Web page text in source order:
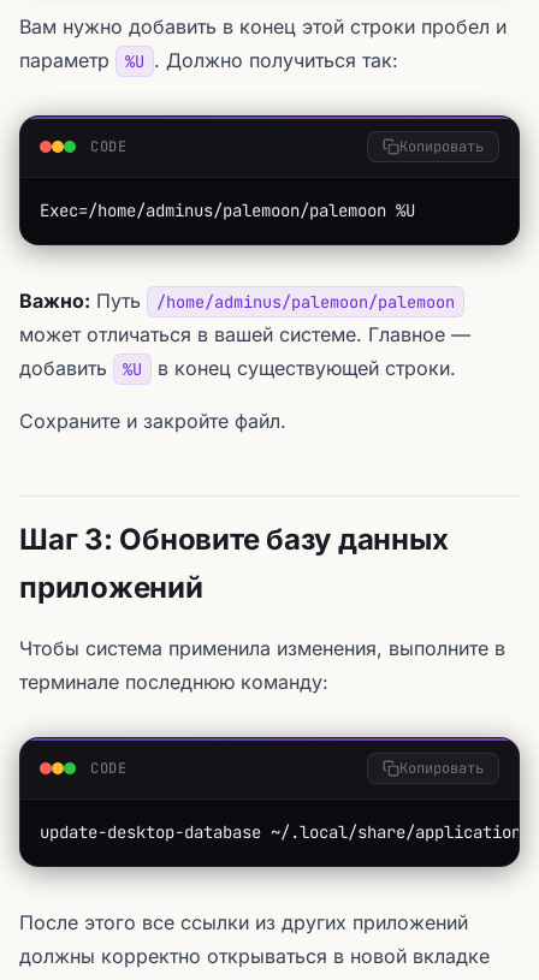
Вам нужно добавить в конец этой строки пробел и
параметр
%U . Должно получиться так:
CODE Копировать
Exec=/home/adminus/palemoon/palemoon %U
Важно: Путь /home/adminus/palemoon/palemoon
может отличаться в вашей системе. Главное —
добавить
%U в конец существующей строки.
Сохраните и закройте файл.
Шаг 3: Обновите базу данных
приложений
Чтобы система применила изменения, выполните в
терминале последнюю команду:
CODE Копировать
update-desktop-database ~/.local/share/applications
После этого все ссылки из других приложений
должны корректно открываться в новой вкладке